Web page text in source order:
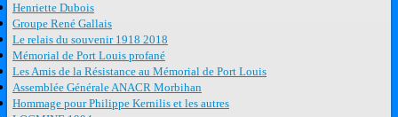
Henriette Dubois
Groupe René Gallais
Le relais du souvenir 1918 2018
Mémorial de Port Louis profané
Les Amis de la Résistance au Mémorial de Port Louis
Assemblée Générale ANACR Morbihan
Hommage pour Philippe Kernilis et les autres